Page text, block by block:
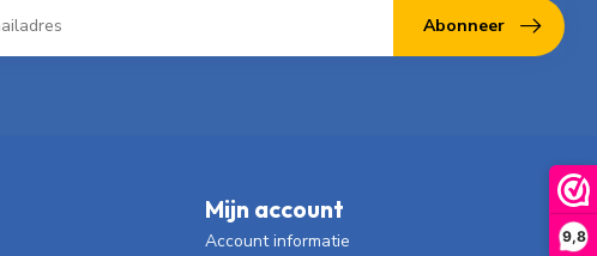
9,8
Abonneer
Mijn account
Account informatie